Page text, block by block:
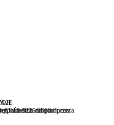
AT-15-9225/2013od producenta
także ich montaż przez